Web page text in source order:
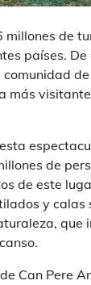
de
países.
más
de
de este
y calas
que
Can Pere